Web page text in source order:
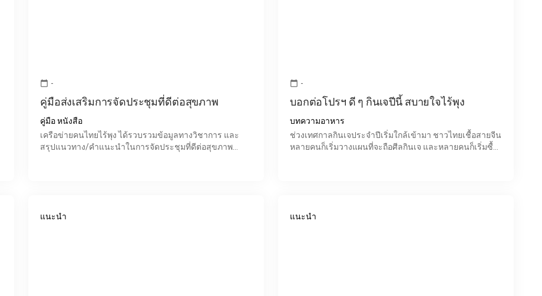
calendar_today -
คู่มือส่งเสริมการจัดประชุมที่ดีต่อสุขภาพ
คู่มือ หนังสือ
เครือข่ายคนไทยไร้พุง ได้รวบรวมข้อมูลทางวิชาการ และ
สรุปแนวทาง/คำแนะนำในการจัดประชุมที่ดีต่อสุขภาพ
calendar_today -
บอกต่อโปรฯ ดี ๆ กินเจปีนี้ สบายใจไร้พุง
บทความอาหาร
ช่วงเทศกาลกินเจประจำปีเริ่มใกล้เข้ามา ชาวไทยเชื้อสายจีน
หลายคนก็เริ่มวางแผนที่จะถือศีลกินเจ และหลายคนก็เริ่มซื้อ
แนะนำ แนะนำ